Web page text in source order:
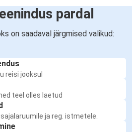
pardal
on saadaval järgmised valikud:
reisi jooksul
teel olles laetud
ja reg. istmetele.